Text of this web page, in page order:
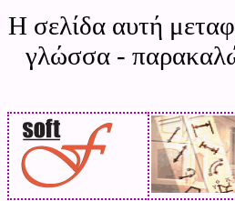
Η σελίδα αυτή
γλώσσα -